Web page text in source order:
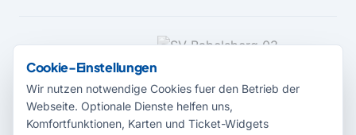
MEDIENPARTNER
Cookie-Einstellungen
Wir nutzen notwendige Cookies fuer den Betrieb der
Webseite. Optionale Dienste helfen uns,
Komfortfunktionen, Karten und Ticket-Widgets